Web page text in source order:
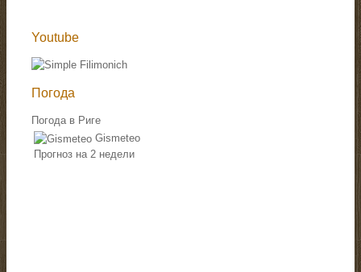
Youtube
Погода
Погода в Риге
Gismeteo
Прогноз на 2 недели